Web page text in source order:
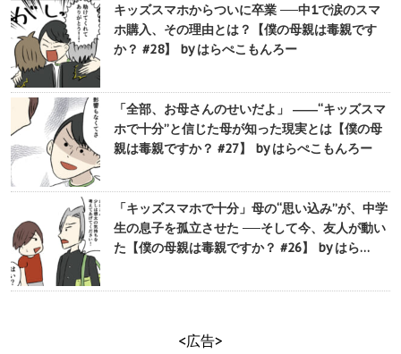
キッズスマホからついに卒業 ──中1で涙のスマ
ホ購入、その理由とは？【僕の母親は毒親です
か？ #28】 by はらぺこもんろー
「全部、お母さんのせいだよ」 ――“キッズスマ
ホで十分”と信じた母が知った現実とは【僕の母
親は毒親ですか？ #27】 by はらぺこもんろー
「キッズスマホで十分」母の“思い込み”が、中学
生の息子を孤立させた ──そして今、友人が動い
た【僕の母親は毒親ですか？ #26】 by はら…
<広告>